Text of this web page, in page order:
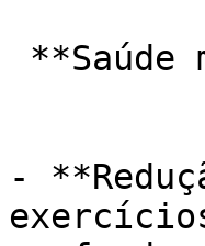
-